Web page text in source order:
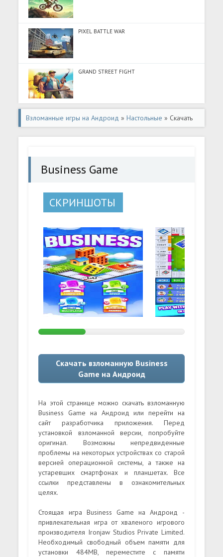
PIXEL BATTLE WAR
GRAND STREET FIGHT
Взломанные игры на Андроид »Настольные » Скачать
Business Game (Разблокировано все) на Андроид
Business Game
СКРИНШОТЫ
Скачать взломанную Business
Game на Андроид
На этой странице можно скачать взломанную
Business Game на Андроид или перейти на
сайт разработчика приложения. Перед
установкой взломанной версии, попробуйте
оригинал. Возможны непредвиденные
проблемы на некоторых устройствах со старой
версией операционной системы, а также на
устаревших смартфонах и планшетах. Все
ссылки представлены в ознакомительных
целях.
Стоящая игра Business Game на Андроид -
привлекательная игра от хваленого игрового
производителя Ironjaw Studios Private Limited.
Необходимый свободный объем памяти для
установки 484MB, переместите с памяти